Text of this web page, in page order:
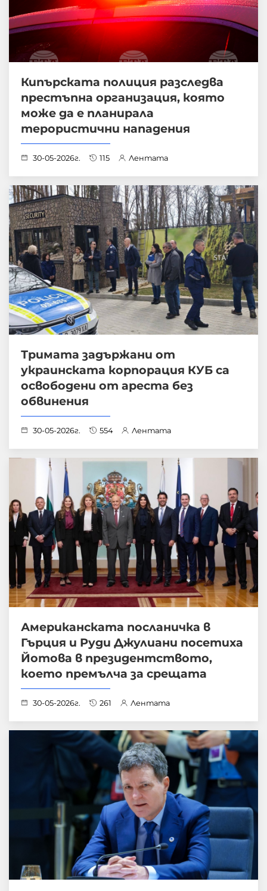
Кипърската полиция разследва
престъпна организация, която
може да е планирала
терористични нападения
30-05-2026г. 115 Лентата
Тримата задържани от
украинската корпорация КУБ са
освободени от ареста без
обвинения
30-05-2026г. 554 Лентата
Американската посланичка в
Гърция и Руди Джулиани посетиха
Йотова в президентството,
което премълча за срещата
30-05-2026г. 261 Лентата